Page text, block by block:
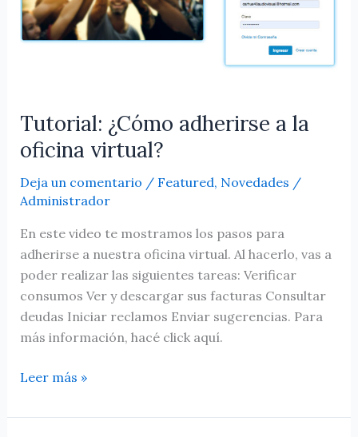
Tutorial: ¿Cómo adherirse a la
oficina virtual?
Deja un comentario / Featured, Novedades /
Administrador
En este video te mostramos los pasos para
adherirse a nuestra oficina virtual. Al hacerlo, vas a
poder realizar las siguientes tareas: Verificar
consumos Ver y descargar sus facturas Consultar
deudas Iniciar reclamos Enviar sugerencias. Para
más información, hacé click aquí.
oficina
virtual?
Leer más »